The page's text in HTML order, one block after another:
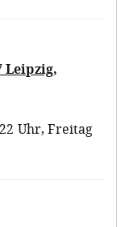
Leipzig,
Uhr, Freitag